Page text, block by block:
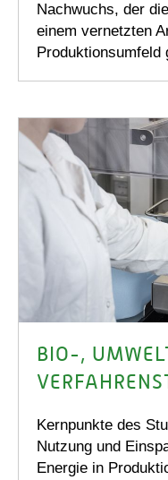
Nachwuchs, der
einem vernetzten
Produktionsumfeld
BIO-,
Kernpunkte des
Nutzung und
Energie in